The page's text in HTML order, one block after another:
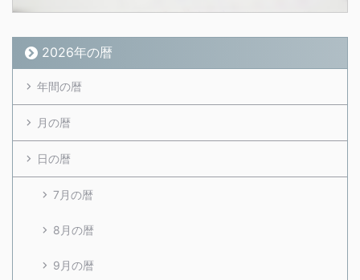
2026年の暦
年間の暦
月の暦
日の暦
7月の暦
8月の暦
9月の暦